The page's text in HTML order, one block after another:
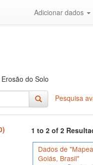
Adicionar dados
do Solo
Pesquisa
1 to 2 of 2
Dados de
Goiás, Brasil"